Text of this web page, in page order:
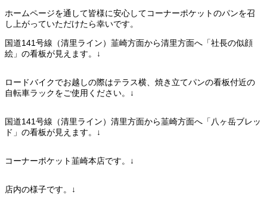
ホームページを通して皆様に安心してコーナーポケットのパンを召
し上がっていただけたら幸いです。
国道141号線（清里ライン）韮崎方面から清里方面へ「社長の似顔
絵」の看板が見えます。↓
ロードバイクでお越しの際はテラス横、焼き立てパンの看板付近の
自転車ラックをご使用ください。↓
国道141号線（清里ライン）清里方面から韮崎方面へ「八ヶ岳ブレッ
ド」の看板が見えます。↓
コーナーポケット韮崎本店です。↓
店内の様子です。↓